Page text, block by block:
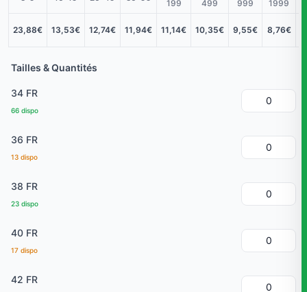
199
499
999
1999
23,88€ 13,53€ 12,74€ 11,94€ 11,14€ 10,35€ 9,55€ 8,76€
Tailles & Quantités
34 FR
66 dispo
36 FR
13 dispo
38 FR
23 dispo
40 FR
17 dispo
42 FR